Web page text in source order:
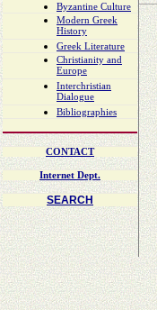
Byzantine Culture
Modern Greek
History
Greek Literature
Christianity and
Europe
Interchristian
Dialogue
Bibliographies
CONTACT
Internet Dept.
SEARCH